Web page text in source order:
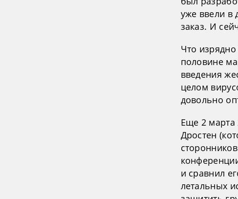
уже ввели в
заказ. И
Что
половине
введения
целом
довольно
Еще 2 марта
Дростен
и сравнил
летальных